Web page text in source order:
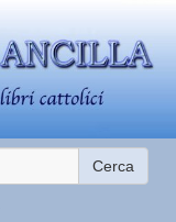
Cerca